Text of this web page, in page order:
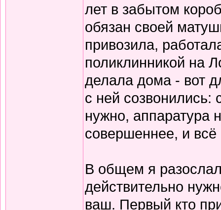
лет в забытом
обязан своей
привозила,
поликлинникой на
делала дома - вот
с ней созвонились:
нужно, аппаратура
совершеннее, и
В общем я
действительно
ваш. Первый кто